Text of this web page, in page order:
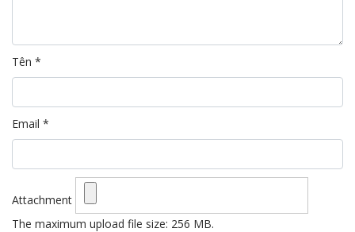
Tên *
Email *
Attachment
The maximum upload file size: 256 MB.